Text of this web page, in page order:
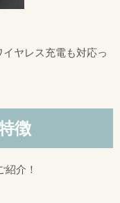
ヤレス充電も対応っ
徴
紹介！